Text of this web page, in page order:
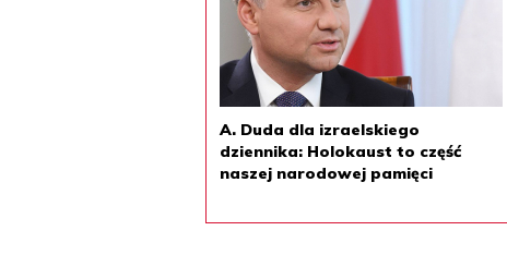
A. Duda dla izraelskiego
dziennika: Holokaust to część
naszej narodowej pamięci